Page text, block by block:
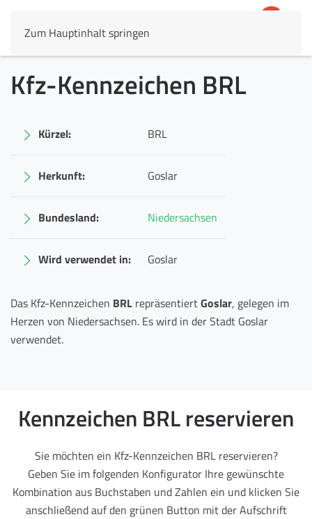
Zum Hauptinhalt springen
Kfz-Kennzeichen BRL
Kürzel: BRL
Herkunft: Goslar
Bundesland: Niedersachsen
Wird verwendet in: Goslar
Das Kfz-Kennzeichen BRL repräsentiertGoslar, gelegen im
Herzen von Niedersachsen. Es wird in der Stadt Goslar
verwendet.
Kennzeichen BRL reservieren
Sie möchten ein Kfz-Kennzeichen BRL reservieren?
Geben Sie im folgenden Konfigurator Ihre gewünschte
Kombination aus Buchstaben und Zahlen ein und klicken Sie
anschließend auf den grünen Button mit der Aufschrift